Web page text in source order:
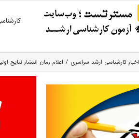
اخبار کارشناسی ارشد سراسری اعلام زمان انتشار نتایج